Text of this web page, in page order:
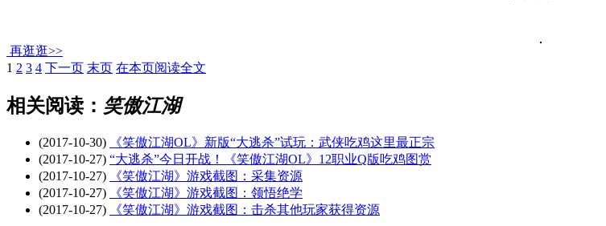
再逛逛>>
1 2 3 4 下一页 末页 在本页阅读全文
相关阅读： 笑傲江湖
(2017-10-30)
《笑傲江湖OL》新版“大逃杀”试玩：武侠吃鸡这里最正宗
(2017-10-27) “大逃杀”今日开战！《笑傲江湖OL》12职业Q版吃鸡图赏
(2017-10-27)
《笑傲江湖》游戏截图：采集资源
(2017-10-27)
《笑傲江湖》游戏截图：领悟绝学
(2017-10-27)
《笑傲江湖》游戏截图：击杀其他玩家获得资源